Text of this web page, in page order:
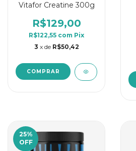
Vitafor Creatine 300g
R$129,00
R$122,55 com Pix
3 x de R$50,42
25%
OFF